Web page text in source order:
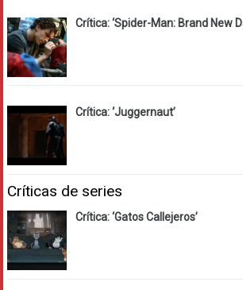
Crítica: ‘Spider-Man: Brand New
Crítica: ‘Juggernaut’
Críticas de series
Crítica: ‘Gatos Callejeros’